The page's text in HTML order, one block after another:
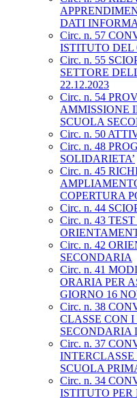
DATI
Circ. n. 57
ISTITUTO DEL
Circ. n. 55
SETTORE
22.12.2023
Circ. n. 54
AMMISSIONE
SCUOLA
Circ. n. 50
Circ. n. 48
SOLIDARIETA’
Circ. n. 45
COPERTURA
Circ. n. 44
Circ. n. 43
Circ. n. 42
SECONDARIA
Circ. n. 41
ORARIA PER
GIORNO 16
Circ. n. 38
CLASSE CON
SECONDARIA
Circ. n. 37
SCUOLA
Circ. n. 34
ISTITUTO PER